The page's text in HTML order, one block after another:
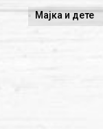
Мајка и дете